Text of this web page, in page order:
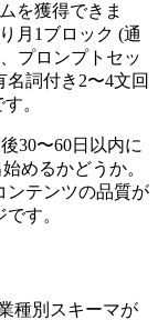
を獲得できま
月1ブロック (通
プロンプトセッ
詞付き2〜4文回
。
30〜60日以内に
めるかどうか。
ンテンツの品質が
す。
種別スキーマが